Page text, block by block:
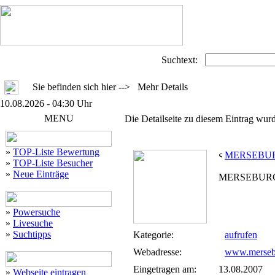
Suchtext:
Sie befinden sich hier --> Mehr Details
10.08.2026 - 04:30 Uhr
MENU
» TOP-Liste Bewertung
» TOP-Liste Besucher
» Neue Einträge
» Powersuche
» Livesuche
» Suchtipps
» Webseite eintragen
Die Detailseite zu diesem Eintrag
Kategorie:
aufrufen
Webadresse:
Eingetragen am:
13.08.2007